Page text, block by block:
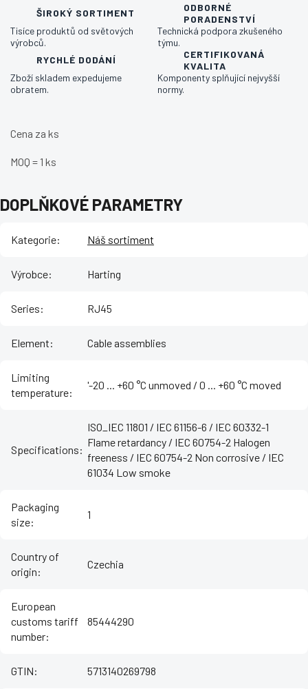
ŠIROKÝ SORTIMENT
Tisíce produktů od světových
výrobců.
ODBORNÉ
PORADENSTVÍ
Technická podpora zkušeného
týmu.
RYCHLÉ DODÁNÍ
Zboží skladem expedujeme
obratem.
CERTIFIKOVANÁ
KVALITA
Komponenty splňující nejvyšší
normy.
Cena za ks
MOQ = 1 ks
DOPLŇKOVÉ PARAMETRY
Kategorie: Náš sortiment
Výrobce: Harting
Series: RJ45
Element: Cable assemblies
Limiting
temperature:
'-20 ... +60 °C unmoved / ‌0 ... +60 °C moved
Specifications:
ISO_IEC 11801 / IEC 61156-6 / IEC 60332-1
Flame retardancy / IEC 60754-2 Halogen
freeness / IEC 60754-2 Non corrosive / IEC
61034 Low smoke
Packaging
size:
1
Country of
origin:
Czechia
European
customs tariff
number:
85444290
GTIN: 5713140269798